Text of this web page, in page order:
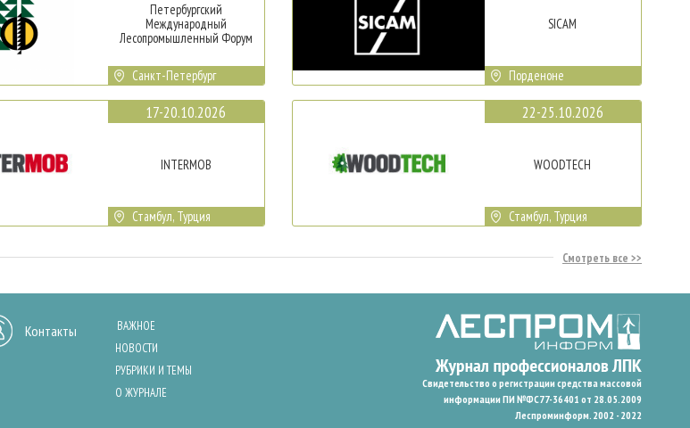
Петербургский
Международный
Лесопромышленный Форум
Санкт-Петербург
17-20.10.2026
INTERMOB
Стамбул, Турция
SICAM
Порденоне
22-25.10.2026
WOODTECH
Стамбул, Турция
Смотреть все
Контакты
ВАЖНОЕ
НОВОСТИ
РУБРИКИ И ТЕМЫ
О ЖУРНАЛЕ
Свидетельство о регистрации средства массовой
информации ПИ №ФС77-36401 от 28.05.2009
Леспроминформ. 2002 - 2022